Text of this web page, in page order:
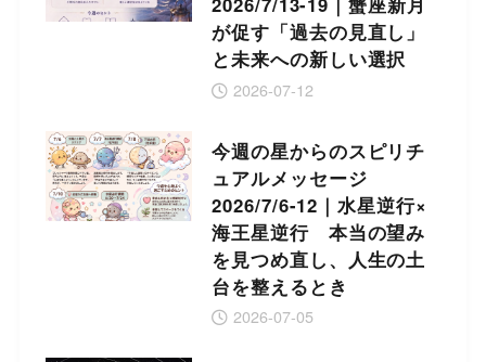
が促す「過去の見直し」
と未来への新しい選択
2026-07-12
今週の星からのスピリチ
ュアルメッセージ
2026/7/6-12｜水星逆行×
海王星逆行 本当の望み
を見つめ直し、人生の土
台を整えるとき
2026-07-05